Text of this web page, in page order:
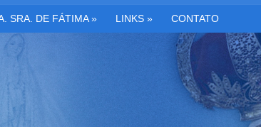
SRA. DE FÁTIMA» LINKS » CONTATO